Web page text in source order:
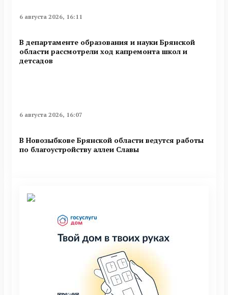
6 августа 2026, 16:11
В департаменте образования и науки Брянской
области рассмотрели ход капремонта школ и
детсадов
6 августа 2026, 16:07
В Новозыбкове Брянской области ведутся работы
по благоустройству аллеи Славы